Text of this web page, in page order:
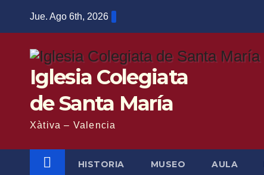
Jue. Ago 6th, 2026
Iglesia Colegiata
de Santa María
Xàtiva – Valencia
HISTORIA MUSEO AULA